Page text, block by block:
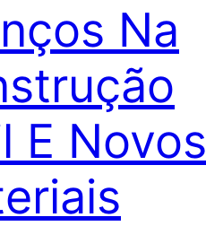
Na
E Novos